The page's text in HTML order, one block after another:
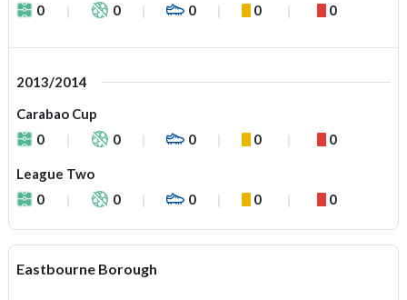
0
0 0 0 0
2013/2014
Carabao Cup
0
0 0 0 0
League Two
0
0 0 0 0
Eastbourne Borough